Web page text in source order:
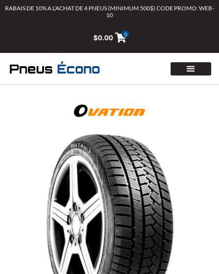
AllerRABAIS DE 10% A L’ACHAT DE 4 PNEUS (MINIMUM 500$) CODE PROMO: WEB-
10
$0.00 0